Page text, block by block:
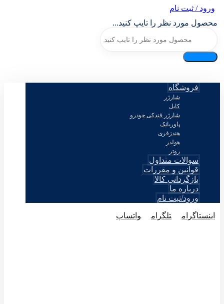
ورود / ثبت نام
محصول مورد نظر را تایپ کنید...
فروشگاه
شارژر
کابل
شارژر فندکی خودرو
پاوربانک
هندزفری
هولدر
روتر
سوالات متداول
قوانین و مقررات
بازگردانی کالا
درباره ما
ورود/ثبت نام
اینستاگرام تلگرام
واتساپ